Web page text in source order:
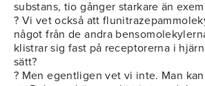
substans, tio gånger starkare än
? Vi vet också att
något från de andra
klistrar sig fast på receptorerna i
sätt?
? Men egentligen vet vi inte. Man